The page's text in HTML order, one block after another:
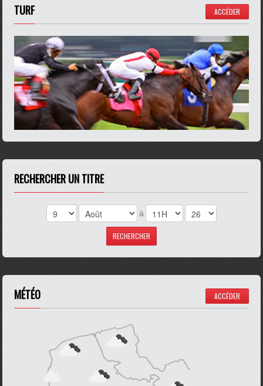
TURF ACCÉDER
RECHERCHER UN TITRE
à
MÉTÉO ACCÉDER